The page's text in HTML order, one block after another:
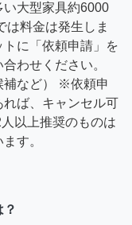
い大型家具約6000
は料金は発生しま
に「依頼申請」を
わせください。
補など） ※依頼申
ば、キャンセル可
以上推奨のものは
す。